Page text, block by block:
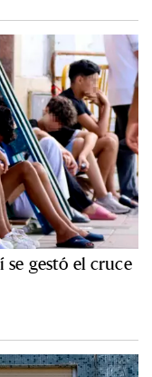
se gestó el cruce